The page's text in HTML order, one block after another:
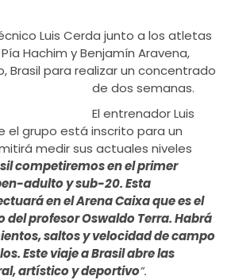
Luis Cerda junto a los atletas
Hachim y Benjamín Aravena,
Brasil para realizar un concentrado
de dos semanas.
El entrenador Luis
el grupo está inscrito para un
medir sus actuales niveles
competiremos en el primer
adulto y sub-20. Esta
en el Arena Caixa que es el
del profesor Oswaldo Terra. Habrá
saltos y velocidad de campo
Este viaje a Brasil abre las
artístico y deportivo”.